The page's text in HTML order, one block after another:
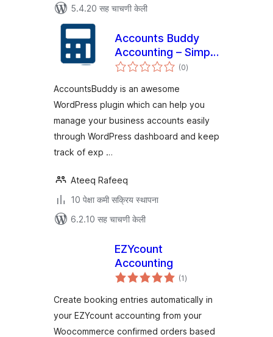
5.4.20 सह चाचणी केली
Accounts Buddy
Accounting – Simple
Accounting
(0एकूण
मूल्यांकन
)
AccountsBuddy is an awesome
WordPress plugin which can help you
manage your business accounts easily
through WordPress dashboard and keep
track of exp …
Ateeq Rafeeq
10 पेक्षा कमी सक्रिय स्थापना
6.2.10 सह चाचणी केली
EZYcount
Accounting
(1एकूण
मूल्यांकन
)
Create booking entries automatically in
your EZYcount accounting from your
Woocommerce confirmed orders based